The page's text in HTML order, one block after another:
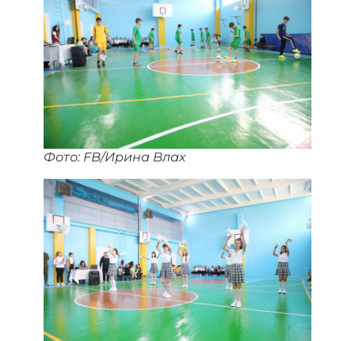
Фото: FB/Ирина Влах